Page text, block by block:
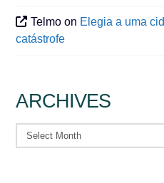
Telmo on Elegia a uma
catástrofe
ARCHIVES
Archives